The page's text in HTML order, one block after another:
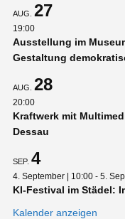
AUG. 27
19:00
Ausstellung im
Gestaltung
AUG. 28
20:00
Kraftwerk mit
Dessau
SEP. 4
4. September | 10:00 - 5.
KI-Festival im Städel:
Kalender anzeigen